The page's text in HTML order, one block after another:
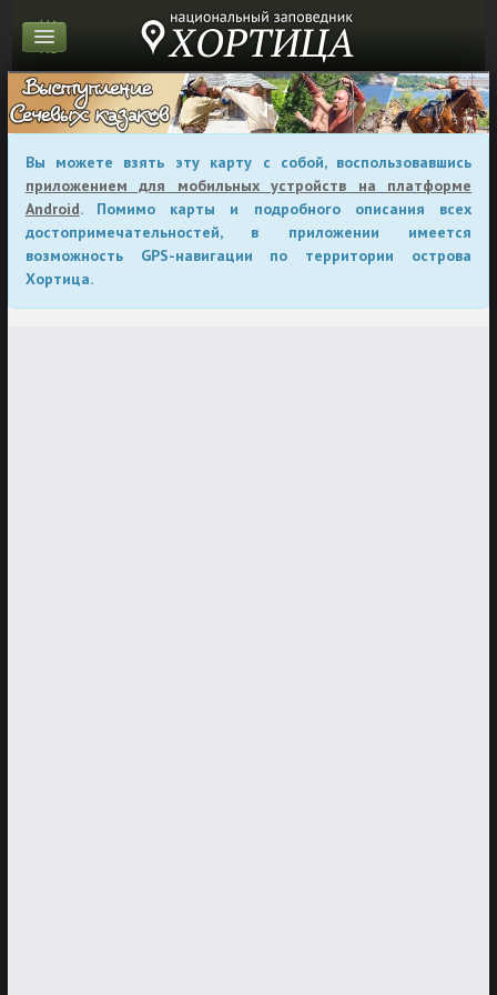
UA
RU
Вы можете взять эту карту с собой, воспользовавшись
приложением для мобильных устройств на платформе
Android. Помимо карты и подробного описания всех
достопримечательностей, в приложении имеется
возможность GPS-навигации по территории острова
Хортица.